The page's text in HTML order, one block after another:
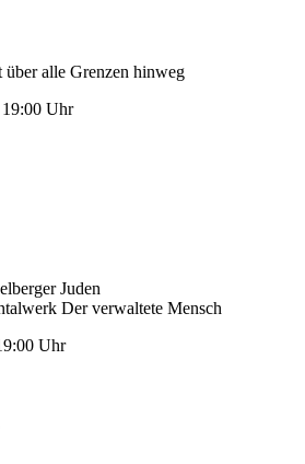
alle Grenzen hinweg
Uhr
Juden
Der verwaltete Mensch
Uhr